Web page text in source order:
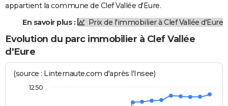
appartient la commune de Clef Vallée d'Eure.
En savoir plus :
Prix de l'immobilier à Clef Vallée d'Eure
Evolution du parc immobilier à Clef Vallée
d'Eure
(source : Linternaute.com d'après l'Insee)
1250